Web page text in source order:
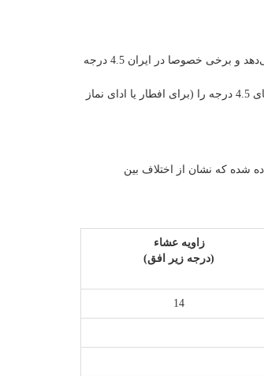
مثلا در مورد مغرب بسیاری معتقدند که وقتی خورشید به 4 درجه زیر افق می‌رسد، نشانه مغرب شرعی (زائل شدن سرخی بعد غروب در طرف مشرق) رخ می‌دهد و برخی خصوصا در ایران 4.5 درجه
زیر افق را لحاظ می‌کنند که چند دقیقه دیرتر واقع می‌شود و البته درنظرگرفتن این تاخیر مختصر برای زمان مغرب مشکلی ایجاد نمی‌کند لذا کسی که همین مبنای 4.5 درجه را (برای افطار یا ادای نماز
شده که نشان از اختلاف بین
زاویه عشاء
(درجه زیر افق)
14